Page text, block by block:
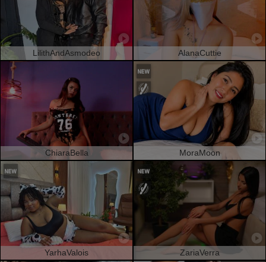
LilithAndAsmodeo AlanaCuttie
ChiaraBella MoraMoon
YarhaValois ZariaVerra